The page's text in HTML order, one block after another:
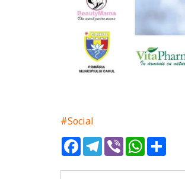
#Social
FacebookTelegram
ViberWhatsApp